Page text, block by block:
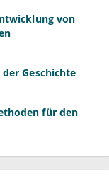
von
Geschichte
für den